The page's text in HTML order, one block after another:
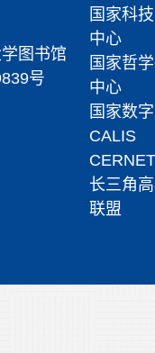
图书馆
号
国家科
中心
国家哲
中心
国家数
CALIS
CERNET
长三角
联盟